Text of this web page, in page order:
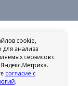
cookie,
для анализа
сервисов с
согласие с
.